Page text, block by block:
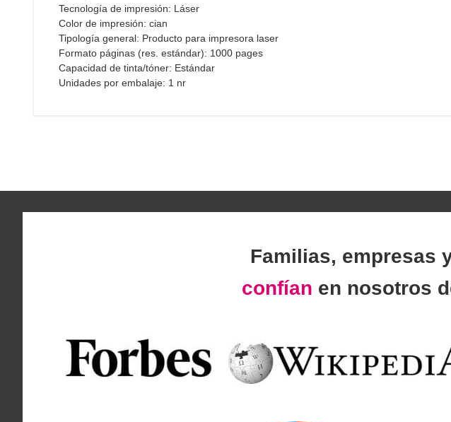
imágenes
Tecnología de impresión: Láser
Color de impresión: cian
Tipología general: Producto para impresora laser
Formato páginas (res. estándar): 1000 pages
Capacidad de tinta/tóner: Estándar
Unidades por embalaje: 1 nr
Familias, empresas
confían en nosotros